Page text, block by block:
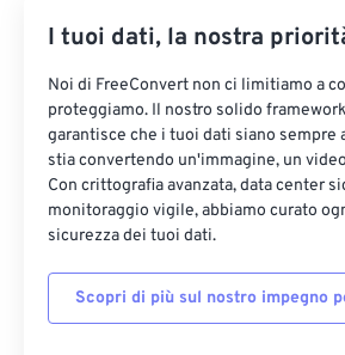
I tuoi dati, la nostra
Noi di FreeConvert non ci limitiamo a
proteggiamo. Il nostro solido
garantisce che i tuoi dati siano sempre
stia convertendo un'immagine, un
Con crittografia avanzata, data center
monitoraggio vigile, abbiamo curato
sicurezza dei tuoi dati.
Scopri di più sul nostro impegno